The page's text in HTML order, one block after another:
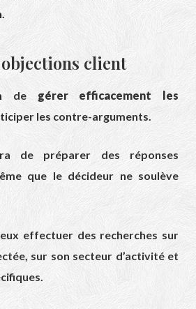
client
de gérer efficacement les
les contre-arguments.
de préparer des réponses
que le décideur ne soulève
effectuer des recherches sur
sur son secteur d’activité et